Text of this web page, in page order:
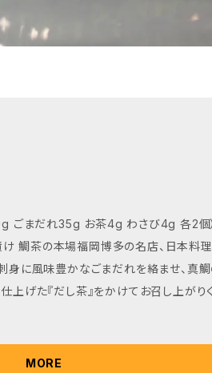
身に風味豊かなごまだれを絡ませ、真
げた『だし茶』をかけてお召し上がり
MORE